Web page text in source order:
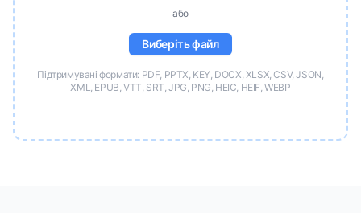
або
Виберіть файл
Підтримувані формати: PDF, PPTX, KEY, DOCX, XLSX, CSV, JSON,
XML, EPUB, VTT, SRT, JPG, PNG, HEIC, HEIF, WEBP